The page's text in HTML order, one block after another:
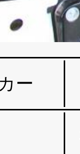
ー